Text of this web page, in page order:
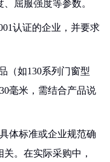
屈服强度等参数。
认证的企业，并要求
（如130系列门窗型
毫米，需结合产品说
体标准或企业规范确
。在实际采购中，